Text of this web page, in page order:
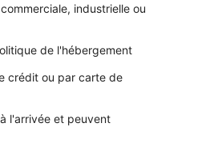
industrielle ou
de l'hébergement
crédit ou par carte de
l'arrivée et peuvent